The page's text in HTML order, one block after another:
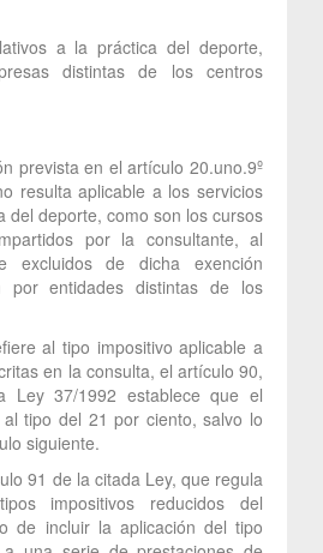
a la práctica del deporte,
distintas de los centros
prevista en el artículo 20.uno.9º
resulta aplicable a los servicios
del deporte, como son los cursos
por la consultante, al
excluidos de dicha exención
por entidades distintas de los
al tipo impositivo aplicable a
en la consulta, el artículo 90,
Ley 37/1992 establece que el
tipo del 21 por ciento, salvo lo
siguiente.
91 de la citada Ley, que regula
impositivos reducidos del
de incluir la aplicación del tipo